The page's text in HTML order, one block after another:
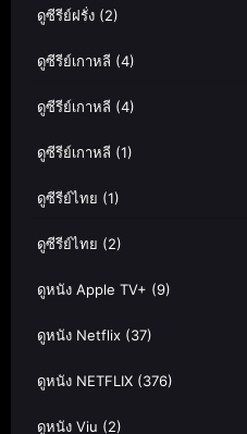
ดูซีรีย์ฝรั่ง (2)
ดูซีรีย์เกาหลี (4)
ดูซีรีย์เกาหลี (4)
ดูซีรีย์เกาหลี (1)
ดูซีรีย์ไทย (1)
ดูซีรีย์ไทย (2)
ดูหนัง Apple TV+ (9)
ดูหนัง Netflix (37)
ดูหนัง NETFLIX (376)
ดูหนัง Viu (2)